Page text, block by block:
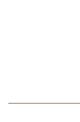
SANTOS
SÃO JOSÉ